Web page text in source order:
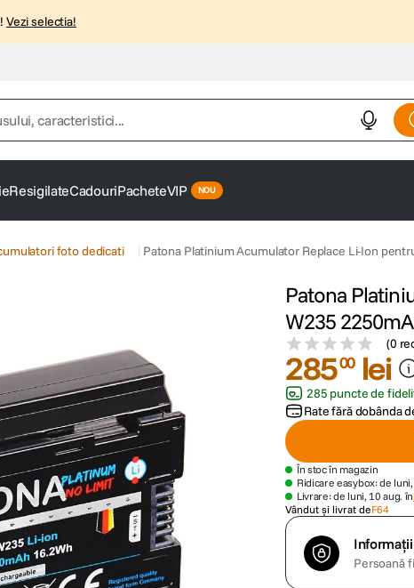
Vezi selectia!
caracteristici...
ResigilateCadouriPacheteVIP
foto dedicati Patona Platinium Acumulator Replace Li-Ion
Patona
W235
(0
28500 lei
285 puncte de
Rate fără dobânda
În stoc în magazin
Ridicare easybox: de
Livrare: de luni, 10 aug. în
Vândut și livrat deF64
Persoană